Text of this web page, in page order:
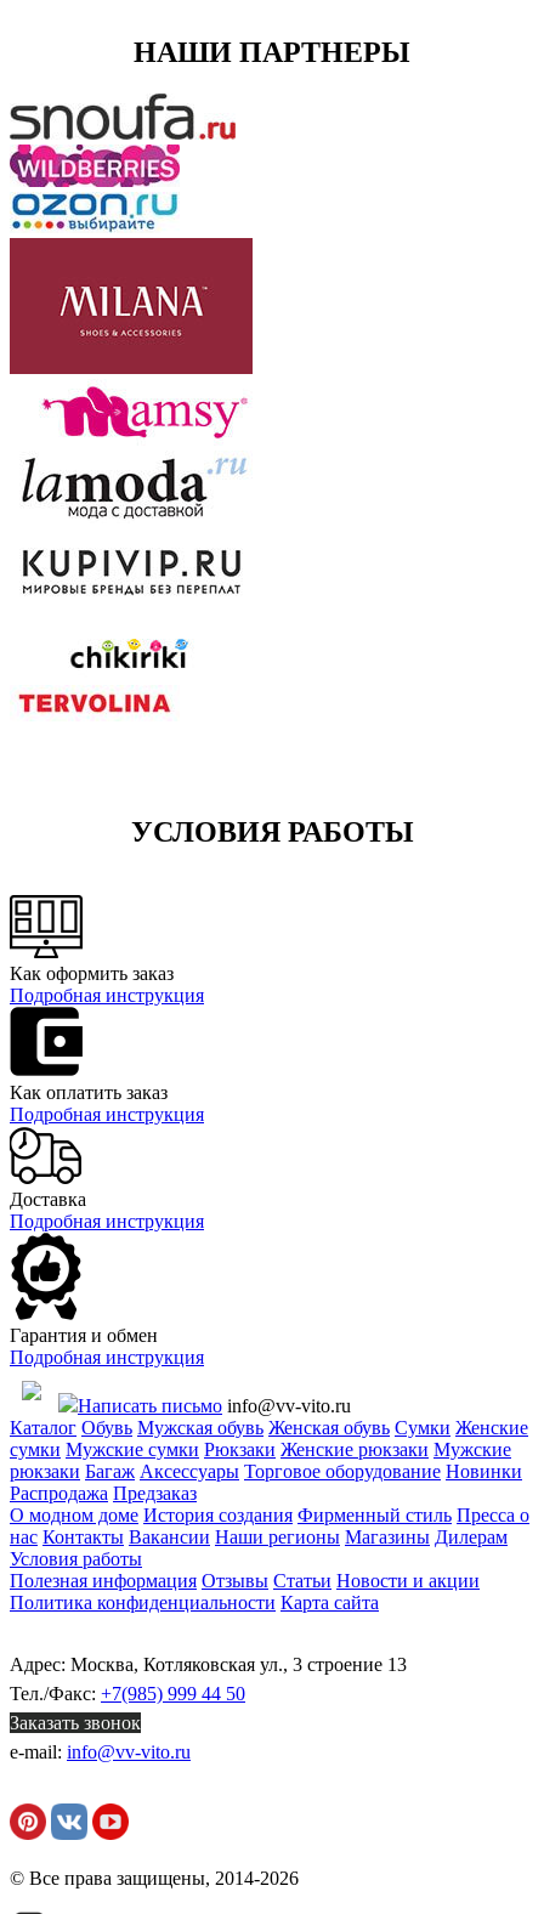
НАШИ ПАРТНЕРЫ
УСЛОВИЯ РАБОТЫ
Как оформить заказ
Подробная инструкция
Как оплатить заказ
Подробная инструкция
Доставка
Подробная инструкция
Гарантия и обмен
Подробная инструкция
Написать письмо info@vv-vito.ru
Каталог Обувь Мужская обувь Женская обувь Сумки Женские
сумки Мужские сумки Рюкзаки Женские рюкзаки Мужские
рюкзаки Багаж Аксессуары Торговое оборудование Новинки
Распродажа Предзаказ
О модном доме История создания Фирменный стиль Пресса о
нас Контакты Вакансии Наши регионы Магазины Дилерам
Условия работы
Полезная информация Отзывы Статьи Новости и акции
Политика конфиденциальности Карта сайта
Адрес: Москва, Котляковская ул., 3 строение 13
Тел./Факс: +7(985) 999 44 50
Заказать звонок
e-mail: info@vv-vito.ru
© Все права защищены, 2014-2026